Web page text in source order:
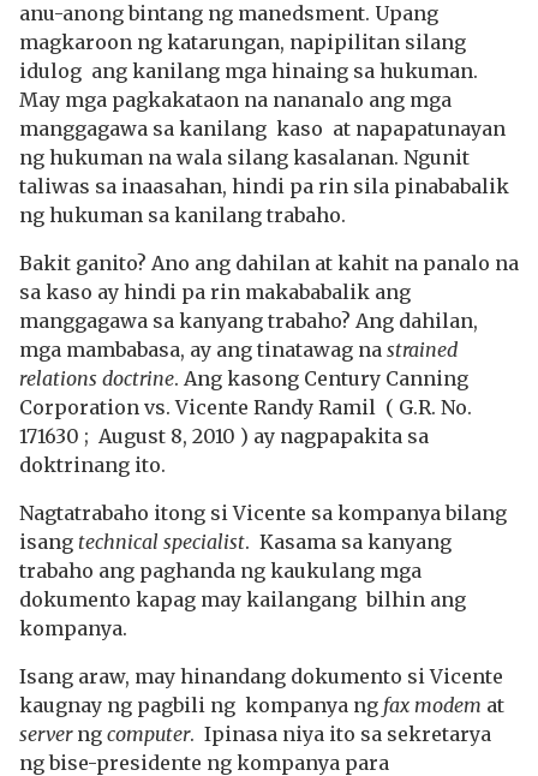
anu-anong bintang ng manedsment. Upang
magkaroon ng katarungan, napipilitan silang
idulog ang kanilang mga hinaing sa hukuman.
May mga pagkakataon na nananalo ang mga
manggagawa sa kanilang kaso at napapatunayan
ng hukuman na wala silang kasalanan. Ngunit
taliwas sa inaasahan, hindi pa rin sila pinababalik
ng hukuman sa kanilang trabaho.
Bakit ganito? Ano ang dahilan at kahit na panalo na
sa kaso ay hindi pa rin makababalik ang
manggagawa sa kanyang trabaho? Ang dahilan,
mga mambabasa, ay ang tinatawag na strained
relations doctrine. Ang kasong Century Canning
Corporation vs. Vicente Randy Ramil ( G.R. No.
171630 ; August 8, 2010 ) ay nagpapakita sa
doktrinang ito.
Nagtatrabaho itong si Vicente sa kompanya bilang
isang technical specialist. Kasama sa kanyang
trabaho ang paghanda ng kaukulang mga
dokumento kapag may kailangang bilhin ang
kompanya.
Isang araw, may hinandang dokumento si Vicente
kaugnay ng pagbili ng kompanya ng fax modem at
server ng computer. Ipinasa niya ito sa sekretarya
ng bise-presidente ng kompanya para